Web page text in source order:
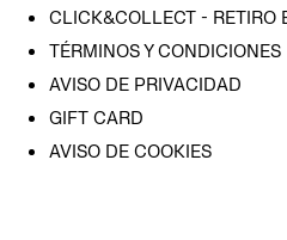
CLICK&COLLECT - RETIRO
TÉRMINOS Y CONDICIONES
AVISO DE PRIVACIDAD
GIFT CARD
AVISO DE COOKIES